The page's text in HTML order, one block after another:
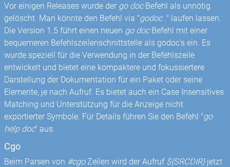
Vor einigen Releases wurde der go docBefehl als unnötig
gelöscht. Man könnte den Befehl via "godoc ." laufen lassen.
Die Version 1.5 führt einen neuen go docBefehl mit einer
bequemeren Befehlszeilenschnittstelle als godoc's ein. Es
wurde speziell für die Verwendung in der Befehlszeile
entwickelt und bietet eine kompaktere und fokussiertere
Darstellung der Dokumentation für ein Paket oder seine
Elemente, je nach Aufruf. Es bietet auch ein Case Insensitives
Matching und Unterstützung für die Anzeige nicht
exportierter Symbole. Für Details führen Sie den Befehl "go
help doc" aus.
Cgo
Beim Parsen von #cgoZeilen wird der Aufruf ${SRCDIR}jetzt